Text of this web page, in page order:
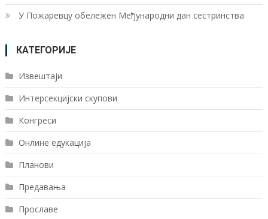
У Пожаревцу обележен Међународни дан сестринства
КАТЕГОРИЈЕ
Извештаји
Интерсекцијски скупови
Конгреси
Онлине едукација
Планови
Предавања
Прославе